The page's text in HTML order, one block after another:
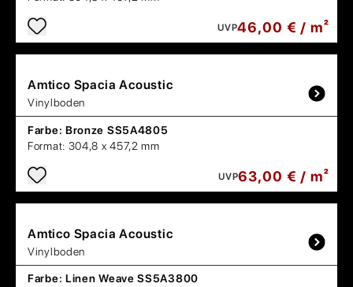
UVP46,00 € / m²
Amtico Spacia Acoustic
Vinylboden
Farbe: Bronze SS5A4805
Format: 304,8 x 457,2 mm
UVP63,00 € / m²
Amtico Spacia Acoustic
Vinylboden
Farbe: Linen Weave SS5A3800